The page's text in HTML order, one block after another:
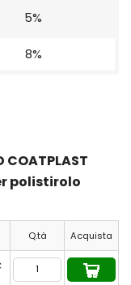
5%
8%
polistirolo
Q.tà Acquista